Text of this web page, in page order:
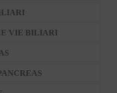
VIE BILIARI